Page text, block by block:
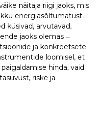
näitaja riigi jaoks, mis
energiasõltumatust.
küsivad, arvutavad,
jaoks olemas ‒
ja konkreetsete
loomisel, et
hinda, vaid
riske ja